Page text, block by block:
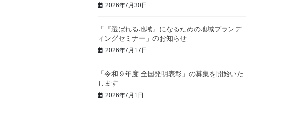
2026年7月30日
「『選ばれる地域』になるための地域ブランデ
ィングセミナー」のお知らせ
2026年7月17日
「令和９年度 全国発明表彰」の募集を開始いた
します
2026年7月1日